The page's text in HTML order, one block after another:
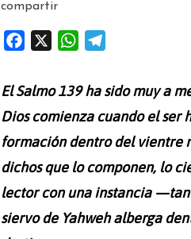
compartir
b
o
o
k
W
s
A
p
g
r
a
m
El Salmo 139 ha sido muy a
Dios comienza cuando el ser
formación dentro del vientre
dichos que lo componen, lo
lector con una instancia
siervo de Yahweh alberga